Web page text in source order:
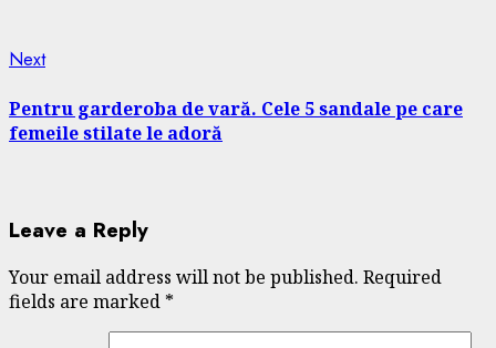
NextNext
Pentru garderoba de vară. Cele 5 sandale pe care
femeile stilate le adoră
Leave a Reply
Your email address will not be published. Required
fields are marked *